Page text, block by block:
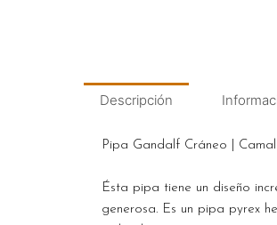
Descripción
Pipa Gandalf Cráneo |
Ésta pipa tiene un diseño
generosa. Es un pipa pyrex